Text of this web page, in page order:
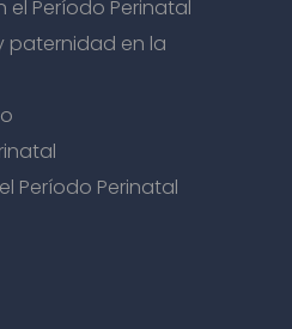
el Período Perinatal
paternidad en la
Período Perinatal